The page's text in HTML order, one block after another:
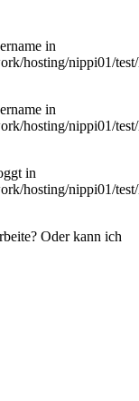
in
hosting/nippi01/
in
hosting/nippi01/
in
hosting/nippi01/
Oder kann ich